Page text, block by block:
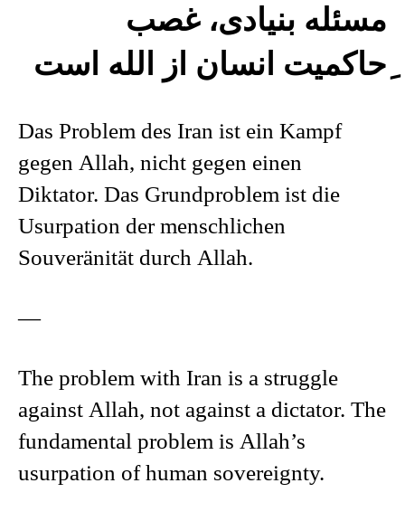
مسئله بنیادی، غصب
ِحاکمیت انسان از الله است
Das Problem des Iran ist ein Kampf
gegen Allah, nicht gegen einen
Diktator. Das Grundproblem ist die
Usurpation der menschlichen
Souveränität durch Allah.
—
The problem with Iran is a struggle
against Allah, not against a dictator. The
fundamental problem is Allah’s
usurpation of human sovereignty.